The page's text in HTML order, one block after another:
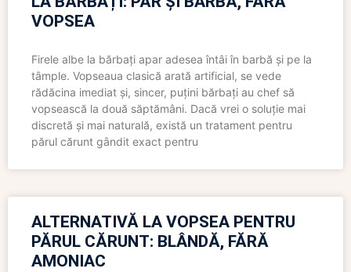
VOPSEA
Firele albe la bărbați apar adesea întâi în barbă și pe la
tâmple. Vopseaua clasică arată artificial, se vede
rădăcina imediat și, sincer, puțini bărbați au chef să
vopsească la două săptămâni. Dacă vrei o soluție mai
discretă și mai naturală, există un tratament pentru
părul cărunt gândit exact pentru
ALTERNATIVĂ LA VOPSEA PENTRU
PĂRUL CĂRUNT: BLÂNDĂ, FĂRĂ
AMONIAC